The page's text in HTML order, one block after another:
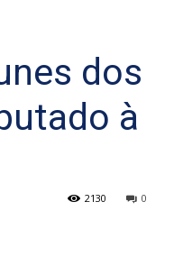
dos
à
0
2130